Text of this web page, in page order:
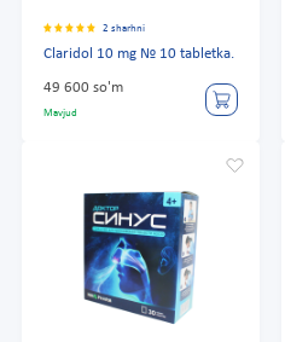
2 sharhni
Claridol 10 mg № 10 tabletka.
49 600 so'm
Mavjud